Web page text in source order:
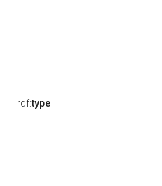
rdf:type